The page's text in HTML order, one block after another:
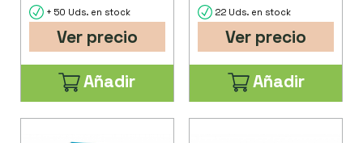
+ 50 Uds. en stock
Ver precio
Añadir
22 Uds. en stock
Ver precio
Añadir